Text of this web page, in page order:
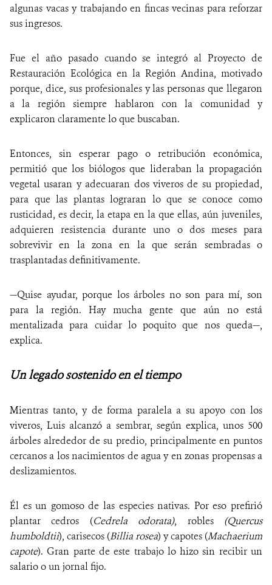
algunas vacas y trabajando en fincas vecinas para reforzar
sus ingresos.
Fue el año pasado cuando se integró al Proyecto de
Restauración Ecológica en la Región Andina, motivado
porque, dice, sus profesionales y las personas que llegaron
a la región siempre hablaron con la comunidad y
explicaron claramente lo que buscaban.
Entonces, sin esperar pago o retribución económica,
permitió que los biólogos que lideraban la propagación
vegetal usaran y adecuaran dos viveros de su propiedad,
para que las plantas lograran lo que se conoce como
rusticidad, es decir, la etapa en la que ellas, aún juveniles,
adquieren resistencia durante uno o dos meses para
sobrevivir en la zona en la que serán sembradas o
trasplantadas definitivamente.
—Quise ayudar, porque los árboles no son para mí, son
para la región. Hay mucha gente que aún no está
mentalizada para cuidar lo poquito que nos queda—,
explica.
Un legado sostenido en el tiempo
Mientras tanto, y de forma paralela a su apoyo con los
viveros, Luis alcanzó a sembrar, según explica, unos 500
árboles alrededor de su predio, principalmente en puntos
cercanos a los nacimientos de agua y en zonas propensas a
deslizamientos.
Él es un gomoso de las especies nativas. Por eso prefirió
plantar cedros (Cedrela odorata), robles (Quercus
humboldtii), carisecos (Billia rosea) y capotes (Machaerium
capote). Gran parte de este trabajo lo hizo sin recibir un
salario o un jornal fijo.